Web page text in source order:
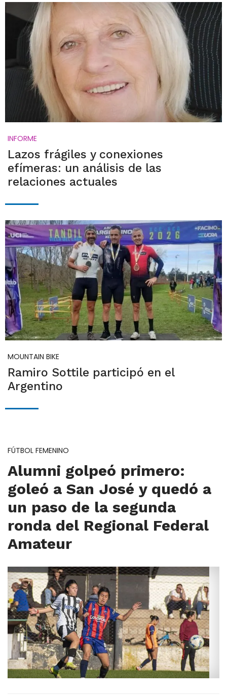
INFORME
Lazos frágiles y conexiones
efímeras: un análisis de las
relaciones actuales
MOUNTAIN BIKE
Ramiro Sottile participó en el
Argentino
FÚTBOL FEMENINO
Alumni golpeó primero:
goleó a San José y quedó a
un paso de la segunda
ronda del Regional Federal
Amateur